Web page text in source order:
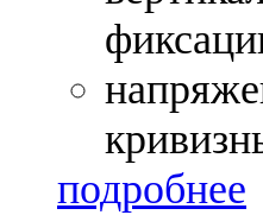
подробнее